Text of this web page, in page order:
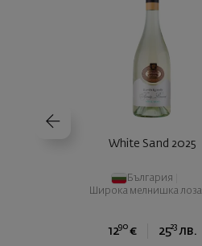
White Sand 2025
България
Широка мелнишка лоза
1290 € 2523 лв.